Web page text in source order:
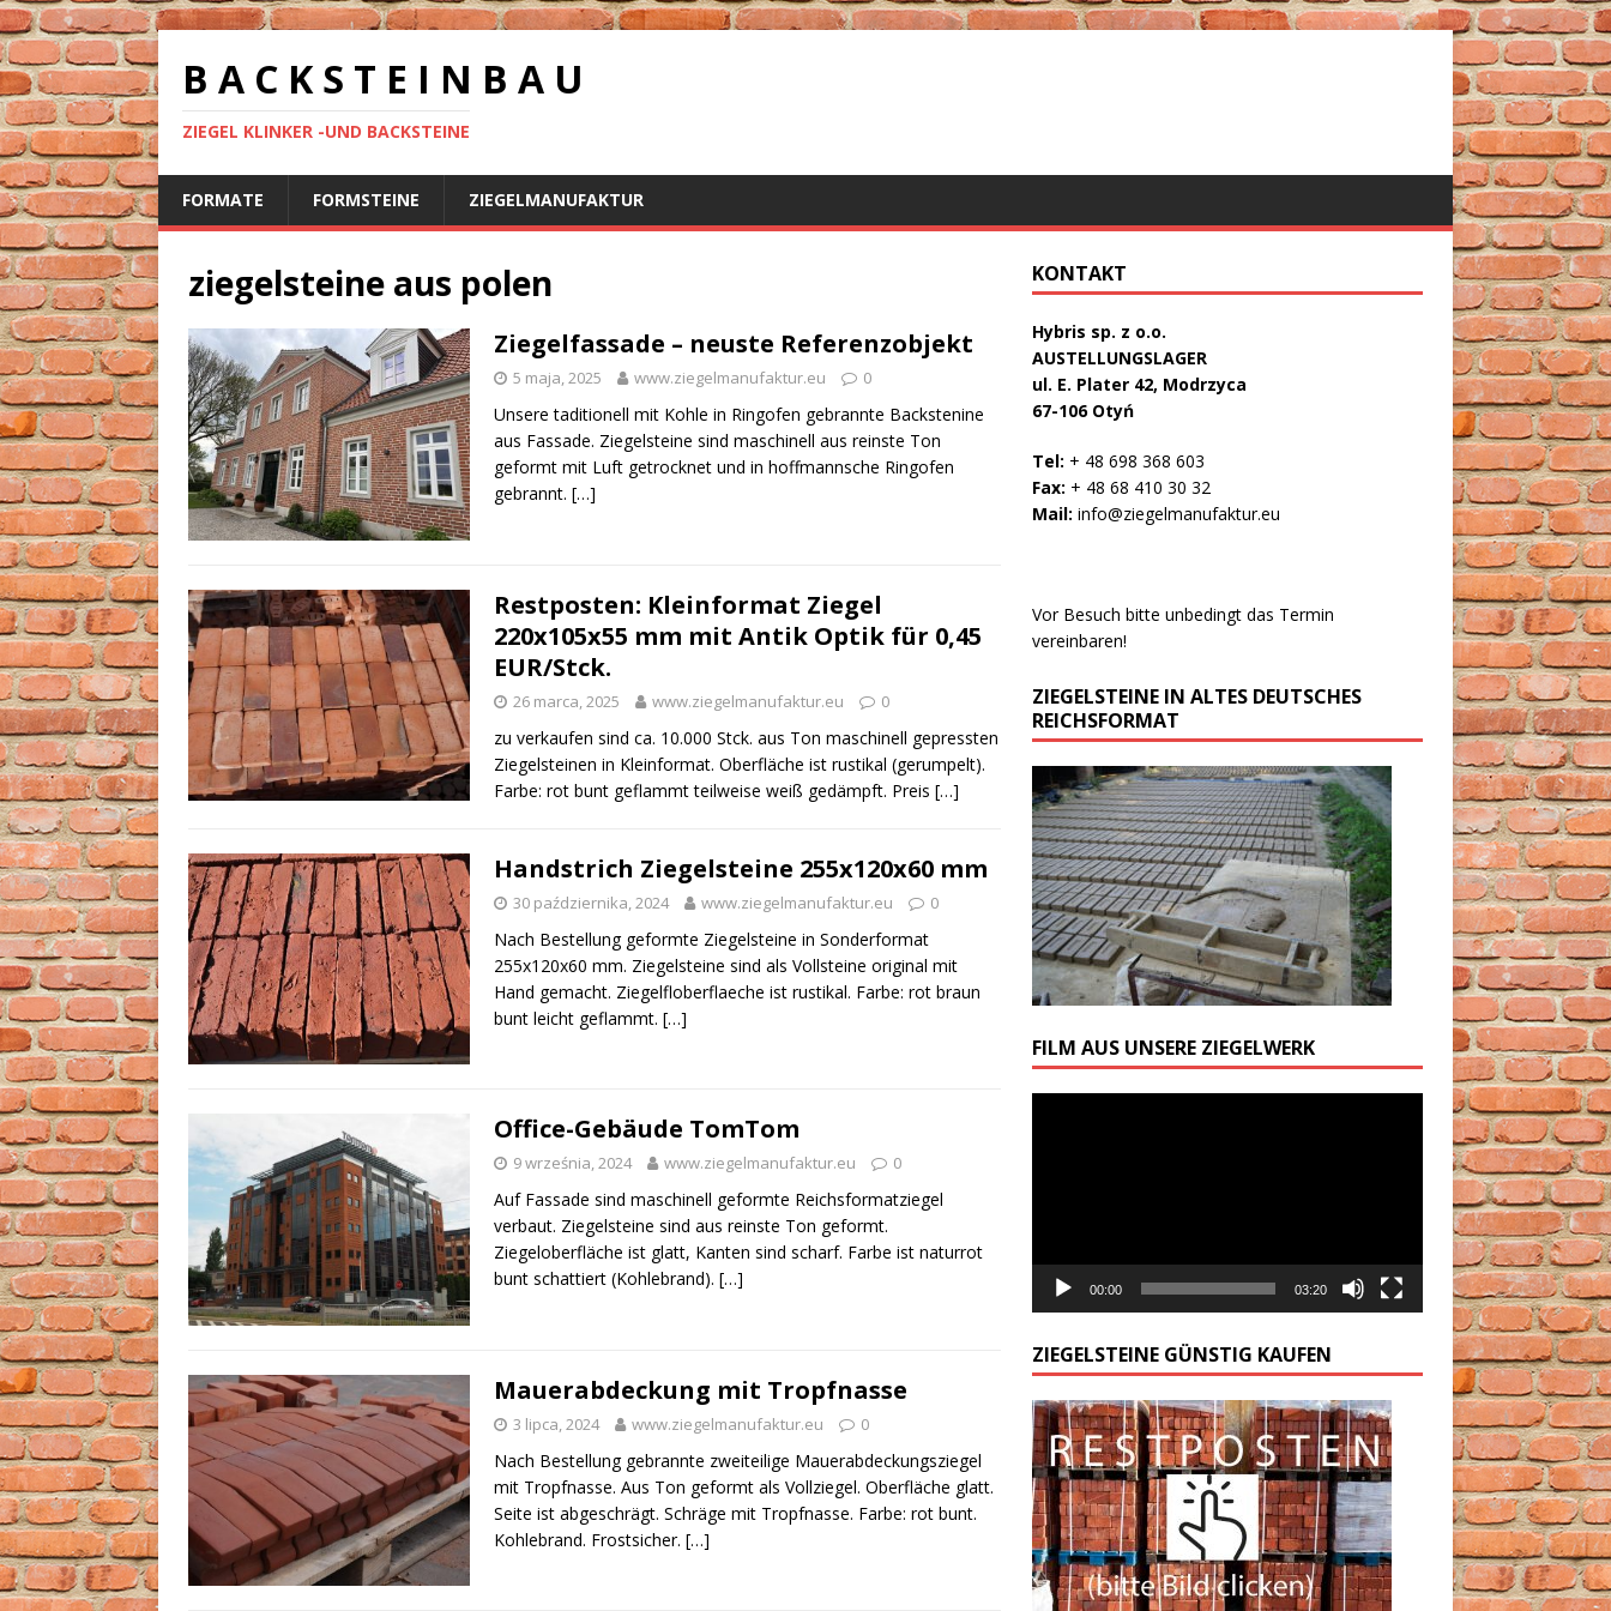
B A C K S T E I N B A U
ZIEGEL KLINKER -UND BACKSTEINE
FORMATE FORMSTEINE ZIEGELMANUFAKTUR
ziegelsteine aus polen
Ziegelfassade – neuste Referenzobjekt
5 maja, 2025 www.ziegelmanufaktur.eu 0
Unsere taditionell mit Kohle in Ringofen gebrannte Backstenine
aus Fassade. Ziegelsteine sind maschinell aus reinste Ton
geformt mit Luft getrocknet und in hoffmannsche Ringofen
gebrannt. […]
Restposten: Kleinformat Ziegel
220x105x55 mm mit Antik Optik für 0,45
EUR/Stck.
26 marca, 2025 www.ziegelmanufaktur.eu 0
zu verkaufen sind ca. 10.000 Stck. aus Ton maschinell gepressten
Ziegelsteinen in Kleinformat. Oberfläche ist rustikal (gerumpelt).
Farbe: rot bunt geflammt teilweise weiß gedämpft. Preis […]
Handstrich Ziegelsteine 255x120x60 mm
30 października, 2024 www.ziegelmanufaktur.eu 0
Nach Bestellung geformte Ziegelsteine in Sonderformat
255x120x60 mm. Ziegelsteine sind als Vollsteine original mit
Hand gemacht. Ziegelfloberflaeche ist rustikal. Farbe: rot braun
bunt leicht geflammt. […]
Office-Gebäude TomTom
9 września, 2024 www.ziegelmanufaktur.eu 0
Auf Fassade sind maschinell geformte Reichsformatziegel
verbaut. Ziegelsteine sind aus reinste Ton geformt.
Ziegeloberfläche ist glatt, Kanten sind scharf. Farbe ist naturrot
bunt schattiert (Kohlebrand). […]
Mauerabdeckung mit Tropfnasse
3 lipca, 2024 www.ziegelmanufaktur.eu 0
Nach Bestellung gebrannte zweiteilige Mauerabdeckungsziegel
mit Tropfnasse. Aus Ton geformt als Vollziegel. Oberfläche glatt.
Seite ist abgeschrägt. Schräge mit Tropfnasse. Farbe: rot bunt.
Kohlebrand. Frostsicher. […]
KONTAKT
Hybris sp. z o.o.
AUSTELLUNGSLAGER
ul. E. Plater 42, Modrzyca
67-106 Otyń
Tel: + 48 698 368 603
Fax: + 48 68 410 30 32
Mail: info@ziegelmanufaktur.eu
Vor Besuch bitte unbedingt das Termin
vereinbaren!
ZIEGELSTEINE IN ALTES DEUTSCHES
REICHSFORMAT
FILM AUS UNSERE ZIEGELWERK
00:00 03:20
ZIEGELSTEINE GÜNSTIG KAUFEN